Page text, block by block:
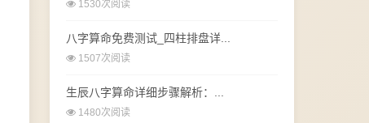
1530次阅读
八字算命免费测试_四柱排盘详...
1507次阅读
生辰八字算命详细步骤解析：...
1480次阅读